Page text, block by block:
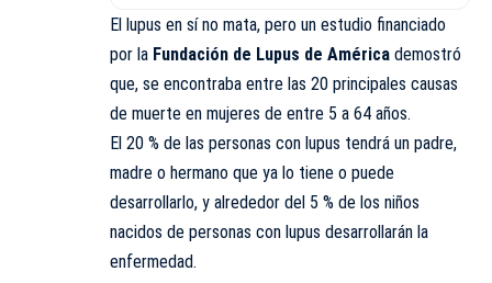
El lupus en sí no mata, pero un estudio financiado
por la Fundación de Lupus de América demostró
que, se encontraba entre las 20 principales causas
de muerte en mujeres de entre 5 a 64 años.
El 20 % de las personas con lupus tendrá un padre,
madre o hermano que ya lo tiene o puede
desarrollarlo, y alrededor del 5 % de los niños
nacidos de personas con lupus desarrollarán la
enfermedad.